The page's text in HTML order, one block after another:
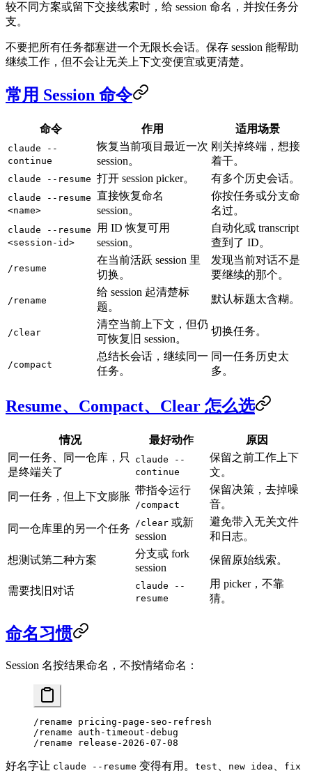
较不同方案或留下交接线索时，给 session 命名，并按任务分
支。
不要把所有任务都塞进一个无限长会话。保存 session 能帮助
继续工作，但不会让无关上下文变便宜或更清楚。
常用 Session 命令
命令 作用 适用场景
claude --
continue
恢复当前项目最近一次
session。
刚关掉终端，想接
着干。
claude --resume 打开 session picker。 有多个历史会话。
claude --resume
<name>
直接恢复命名
session。
你按任务或分支命
名过。
claude --resume
<session-id>
用 ID 恢复可用
session。
自动化或 transcript
查到了 ID。
/resume
在当前活跃 session 里
切换。
发现当前对话不是
要继续的那个。
/rename
给 session 起清楚标
题。
默认标题太含糊。
/clear
清空当前上下文，但仍
可恢复旧 session。
切换任务。
/compact
总结长会话，继续同一
任务。
同一任务历史太
多。
Resume、Compact、Clear 怎么选
情况 最好动作
原因
同一任务、同一仓库，只
是终端关了
claude --
continue
保留之前工作上下
文。
同一任务，但上下文膨胀
带指令运行
/compact
保留决策，去掉噪
音。
同一仓库里的另一个任务 /clear 或新
session
避免带入无关文件
和日志。
想测试第二种方案
分支或 fork
session
保留原始线索。
需要找旧对话
claude --
resume
用 picker，不靠
猜。
命名习惯
Session 名按结果命名，不按情绪命名：
/rename pricing-page-seo-refresh
/rename auth-timeout-debug
/rename release-2026-07-08
好名字让 claude --resume 变得有用。 test new idea
fix